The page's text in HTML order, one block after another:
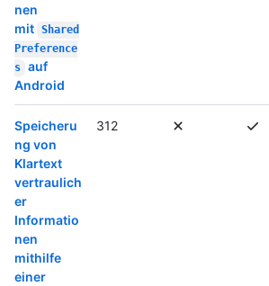
nen
mit Shared
Preference
s auf
Android
Speicheru
ng von
Klartext
vertraulich
er
Informatio
nen
mithilfe
einer
312